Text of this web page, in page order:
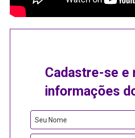
Cadastre-se e
informações
Seu Nome